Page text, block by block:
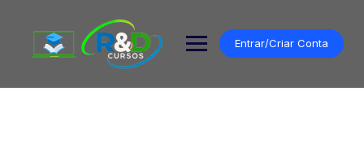
conteúdo
Entrar/Criar Conta